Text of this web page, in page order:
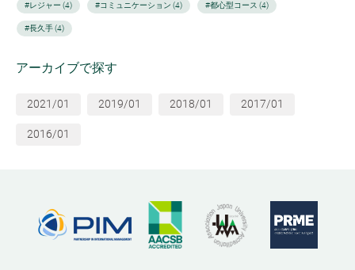
#レジャー (4) #コミュニケーション (4) #都心型コース (4)
#長久手 (4)
アーカイブで探す
2021/01 2019/01 2018/01 2017/01
2016/01